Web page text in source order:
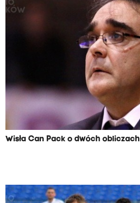
Wisła Can Pack o dwóch obliczach